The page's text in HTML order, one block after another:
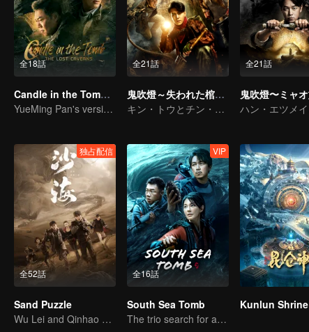
全18話
Candle in the Tomb: The Lost Caverns
YueMing Pan's version of Hu Bayi leads the adventure
全21話
鬼吹燈～失われた棺の謎～
キン・トウとチン・キョウオン探険の旅を始めた
全21話
全52話
独占配信
Sand Puzzle
Wu Lei and Qinhao opens their adventure tour.
全16話
VIP
South Sea Tomb
The trio search for a national treasure in the sea
Kunlun Shrine